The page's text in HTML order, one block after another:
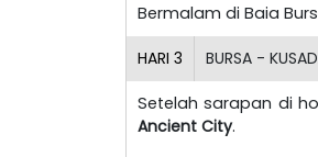
Bermalam di Baia
HARI 3 BURSA -
Setelah sarapan di
Ancient City.